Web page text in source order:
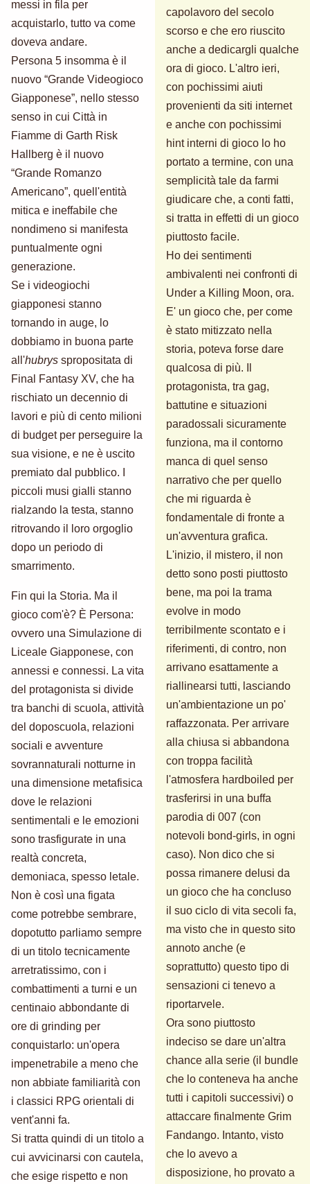
messi in fila per
acquistarlo, tutto va come
doveva andare.
Persona 5 insomma è il
nuovo “Grande Videogioco
Giapponese”, nello stesso
senso in cui Città in
Fiamme di Garth Risk
Hallberg è il nuovo
“Grande Romanzo
Americano”, quell'entità
mitica e ineffabile che
nondimeno si manifesta
puntualmente ogni
generazione.
Se i videogiochi
giapponesi stanno
tornando in auge, lo
dobbiamo in buona parte
all'hubrys spropositata di
Final Fantasy XV, che ha
rischiato un decennio di
lavori e più di cento milioni
di budget per perseguire la
sua visione, e ne è uscito
premiato dal pubblico. I
piccoli musi gialli stanno
rialzando la testa, stanno
ritrovando il loro orgoglio
dopo un periodo di
smarrimento.
Fin qui la Storia. Ma il
gioco com'è? È Persona:
ovvero una Simulazione di
Liceale Giapponese, con
annessi e connessi. La vita
del protagonista si divide
tra banchi di scuola, attività
del doposcuola, relazioni
sociali e avventure
sovrannaturali notturne in
una dimensione metafisica
dove le relazioni
sentimentali e le emozioni
sono trasfigurate in una
realtà concreta,
demoniaca, spesso letale.
Non è così una figata
come potrebbe sembrare,
dopotutto parliamo sempre
di un titolo tecnicamente
arretratissimo, con i
combattimenti a turni e un
centinaio abbondante di
ore di grinding per
conquistarlo: un'opera
impenetrabile a meno che
non abbiate familiarità con
i classici RPG orientali di
vent'anni fa.
Si tratta quindi di un titolo a
cui avvicinarsi con cautela,
che esige rispetto e non
capolavoro del secolo
scorso e che ero riuscito
anche a dedicargli qualche
ora di gioco. L'altro ieri,
con pochissimi aiuti
provenienti da siti internet
e anche con pochissimi
hint interni di gioco lo ho
portato a termine, con una
semplicità tale da farmi
giudicare che, a conti fatti,
si tratta in effetti di un gioco
piuttosto facile.
Ho dei sentimenti
ambivalenti nei confronti di
Under a Killing Moon, ora.
E' un gioco che, per come
è stato mitizzato nella
storia, poteva forse dare
qualcosa di più. Il
protagonista, tra gag,
battutine e situazioni
paradossali sicuramente
funziona, ma il contorno
manca di quel senso
narrativo che per quello
che mi riguarda è
fondamentale di fronte a
un'avventura grafica.
L'inizio, il mistero, il non
detto sono posti piuttosto
bene, ma poi la trama
evolve in modo
terribilmente scontato e i
riferimenti, di contro, non
arrivano esattamente a
riallinearsi tutti, lasciando
un'ambientazione un po'
raffazzonata. Per arrivare
alla chiusa si abbandona
con troppa facilità
l'atmosfera hardboiled per
trasferirsi in una buffa
parodia di 007 (con
notevoli bond-girls, in ogni
caso). Non dico che si
possa rimanere delusi da
un gioco che ha concluso
il suo ciclo di vita secoli fa,
ma visto che in questo sito
annoto anche (e
soprattutto) questo tipo di
sensazioni ci tenevo a
riportarvele.
Ora sono piuttosto
indeciso se dare un'altra
chance alla serie (il bundle
che lo conteneva ha anche
tutti i capitoli successivi) o
attaccare finalmente Grim
Fandango. Intanto, visto
che lo avevo a
disposizione, ho provato a